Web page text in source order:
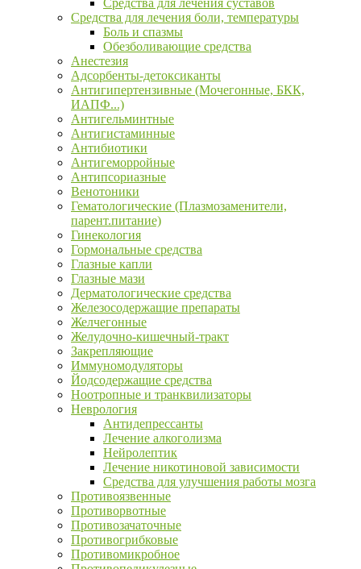
Средства для лечения суставов
Средства для лечения боли, температуры
Боль и спазмы
Обезболивающие средства
Анестезия
Адсорбенты-детоксиканты
Антигипертензивные (Мочегонные, БКК,
ИАПФ...)
Антигельминтные
Антигистаминные
Антибиотики
Антигеморройные
Антипсориазные
Венотоники
Гематологические (Плазмозаменители,
парент.питание)
Гинекология
Гормональные средства
Глазные капли
Глазные мази
Дерматологические средства
Железосодержащие препараты
Желчегонные
Желудочно-кишечный-тракт
Закрепляющие
Иммуномодуляторы
Йодсодержащие средства
Ноотропные и транквилизаторы
Неврология
Антидепрессанты
Лечение алкоголизма
Нейролептик
Лечение никотиновой зависимости
Средства для улучшения работы мозга
Противоязвенные
Противорвотные
Противозачаточные
Противогрибковые
Противомикробное